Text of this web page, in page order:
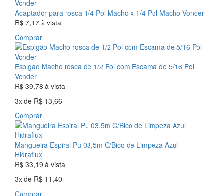
Adaptador para rosca 1/4 Pol Macho x 1/4 Pol Macho Vonder
R$ 7,17 à vista
Comprar
Espigão Macho rosca de 1/2 Pol com Escama de 5/16 Pol
Vonder
R$ 39,78 à vista
3x de R$ 13,66
Comprar
Mangueira Espiral Pu 03,5m C/Bico de Limpeza Azul
Hidraflux
R$ 33,19 à vista
3x de R$ 11,40
Comprar